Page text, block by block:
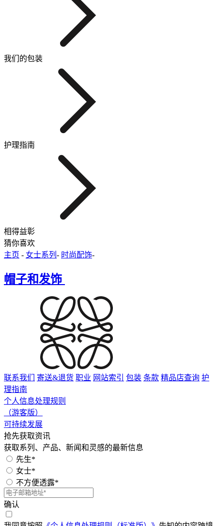
我们的包装
护理指南
相得益彰
猜你喜欢
主页 - 女士系列 - 时尚配饰-
帽子和发饰
联系我们 寄送&退货 职业 网站索引 包装 条款 精品店查询 护
理指南
个人信息处理规则
（游客版）
可持续发展
抢先获取资讯
获取系列、产品、新闻和灵感的最新信息
先生*
女士*
不方便透露*
确认